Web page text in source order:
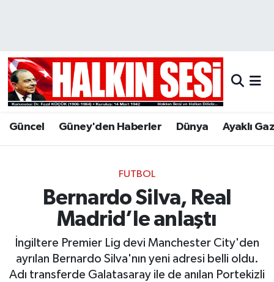
Güncel Güney'den Haberler Dünya Ayaklı
FUTBOL
Bernardo Silva, Real
Madrid’le anlaştı
İngiltere Premier Lig devi Manchester City'den
ayrılan Bernardo Silva'nın yeni adresi belli oldu.
Adı transferde Galatasaray ile de anılan Portekizli
Hava Durumu
Trafik Durumu
Son Dakika Haberleri